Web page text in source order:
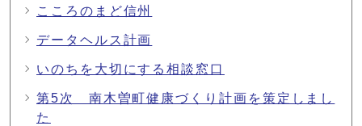
こころのまど信州
データヘルス計画
いのちを大切にする相談窓口
第5次 南木曽町健康づくり計画を策定しまし
た